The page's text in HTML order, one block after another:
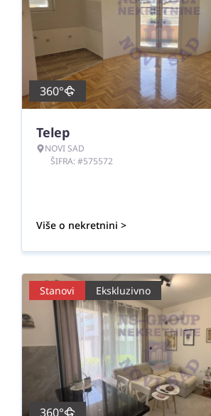
360°
Telep
NOVI SAD
ŠIFRA: #575572
Više o nekretnini >
Stanovi Ekskluzivno
360°